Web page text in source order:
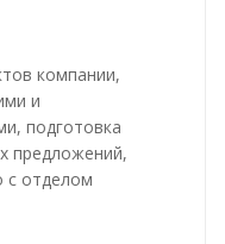
компании,
и
подготовка
предложений,
с отделом